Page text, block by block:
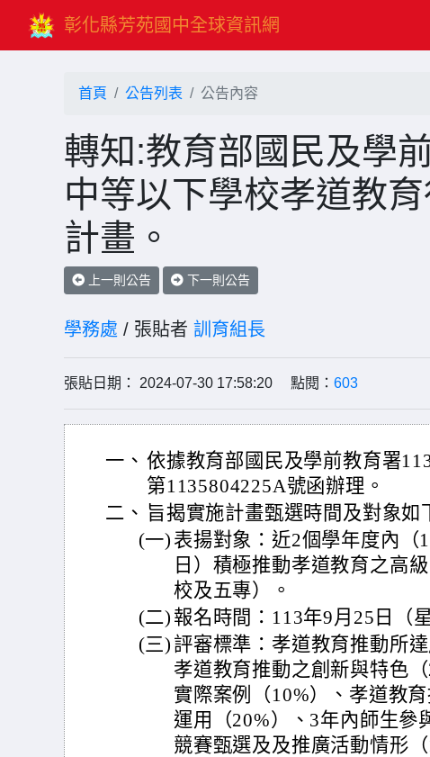
彰化縣芳苑國中全球資訊網
首頁 公告列表 公告內容
轉知:教育部國民及學
中等以下學校孝道教
計畫。
上一則公告 下一則公告
學務處 / 張貼者 訓育組長
張貼日期： 2024-07-30 17:58:20 點閱： 603
一、 依據教育部國民及學前教育署
第1135804225A號函辦理。
二、 旨揭實施計畫甄選時間及對象如
(一) 表揚對象：近2個學年度內（
日）積極推動孝道教育之高
校及五專）。
(二) 報名時間：113年9月25日（
(三) 評審標準：孝道教育推動所
孝道教育推動之創新與特色
實際案例（10%）、孝道教
運用（20%）、3年內師生參
競賽甄選及及推廣活動情形（